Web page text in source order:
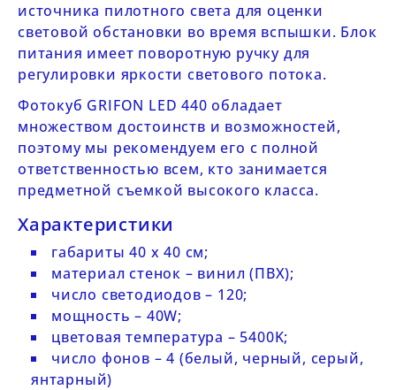
источника пилотного света для оценки
световой обстановки во время вспышки. Блок
питания имеет поворотную ручку для
регулировки яркости светового потока.
Фотокуб GRIFON LED 440обладает
множеством достоинств и возможностей,
поэтому мы рекомендуем его с полной
ответственностью всем, кто занимается
предметной съемкой высокого класса.
Характеристики
габариты 40 х 40 см;
материал стенок – винил (ПВХ);
число светодиодов – 120;
мощность – 40W;
цветовая температура – 5400K;
число фонов – 4 (белый, черный, серый,
янтарный)